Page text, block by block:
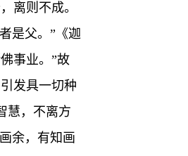
离则不成。
是父。”《迦
事业。”故
发具一切种
慧，不离方
余，有知画